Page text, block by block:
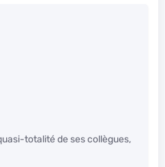
totalité de ses collègues,